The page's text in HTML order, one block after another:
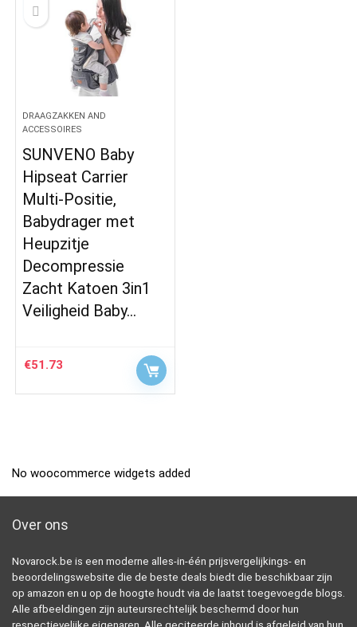
DRAAGZAKKEN AND
ACCESSOIRES
SUNVENO Baby
Hipseat Carrier
Multi-Positie,
Babydrager met
Heupzitje
Decompressie
Zacht Katoen 3in1
Veiligheid Baby…
€51.73
No woocommerce widgets added
Over ons
Novarock.be is een moderne alles-in-één prijsvergelijkings- en
beoordelingswebsite die de beste deals biedt die beschikbaar zijn
op amazon en u op de hoogte houdt via de laatst toegevoegde blogs.
Alle afbeeldingen zijn auteursrechtelijk beschermd door hun